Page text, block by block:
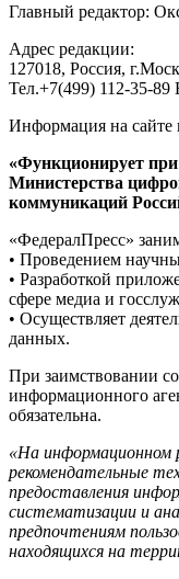
Главный редактор:
Адрес редакции:
127018, Россия,
Тел.+7(499) 112-35-89
Информация на сайте
«Функционирует
Министерства
коммуникаций
«ФедералПресс»
• Проведением
• Разработкой
сфере медиа и
• Осуществляет
данных.
При заимствовании
информационного
обязательна.
«На информационном
рекомендательные
предоставления
систематизации и
предпочтениям
находящихся на